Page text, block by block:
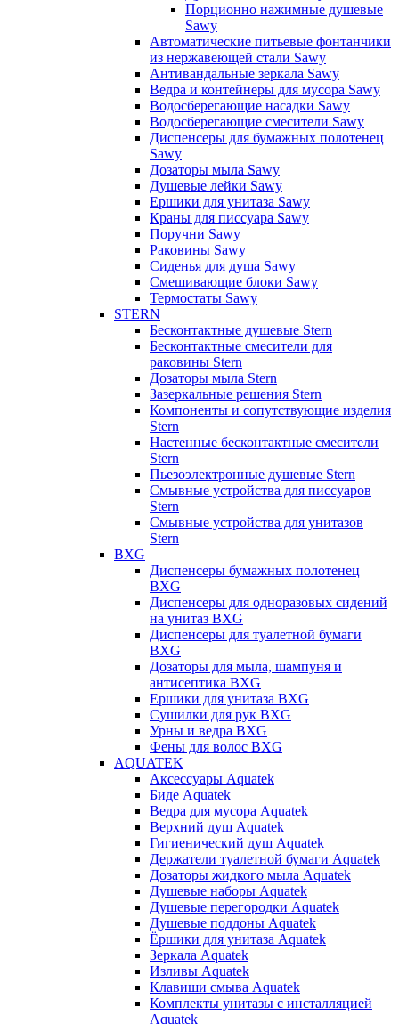
Порционно нажимные душевые
Sawy
Автоматические питьевые фонтанчики
из нержавеющей стали Sawy
Антивандальные зеркала Sawy
Ведра и контейнеры для мусора Sawy
Водосберегающие насадки Sawy
Водосберегающие смесители Sawy
Диспенсеры для бумажных полотенец
Sawy
Дозаторы мыла Sawy
Душевые лейки Sawy
Ершики для унитаза Sawy
Краны для писсуара Sawy
Поручни Sawy
Раковины Sawy
Сиденья для душа Sawy
Смешивающие блоки Sawy
Термостаты Sawy
STERN
Бесконтактные душевые Stern
Бесконтактные смесители для
раковины Stern
Дозаторы мыла Stern
Зазеркальные решения Stern
Компоненты и сопутствующие изделия
Stern
Настенные бесконтактные смесители
Stern
Пьезоэлектронные душевые Stern
Смывные устройства для писсуаров
Stern
Смывные устройства для унитазов
Stern
BXG
Диспенсеры бумажных полотенец
BXG
Диспенсеры для одноразовых сидений
на унитаз BXG
Диспенсеры для туалетной бумаги
BXG
Дозаторы для мыла, шампуня и
антисептика BXG
Ершики для унитаза BXG
Сушилки для рук BXG
Урны и ведра BXG
Фены для волос BXG
AQUATEK
Аксессуары Aquatek
Биде Aquatek
Ведра для мусора Aquatek
Верхний душ Aquatek
Гигиенический душ Aquatek
Держатели туалетной бумаги Aquatek
Дозаторы жидкого мыла Aquatek
Душевые наборы Aquatek
Душевые перегородки Aquatek
Душевые поддоны Aquatek
Ёршики для унитаза Aquatek
Зеркала Aquatek
Изливы Aquatek
Клавиши смыва Aquatek
Комплекты унитазы с инсталляцией
Aquatek